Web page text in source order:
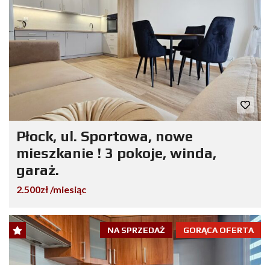
Płock, ul. Sportowa, nowe
mieszkanie ! 3 pokoje, winda,
garaż.
2.500zł /miesiąc
GORĄCA OFERTA
NA SPRZEDAŻ